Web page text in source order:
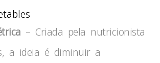
– Criada pela nutricionista
a ideia é diminuir a